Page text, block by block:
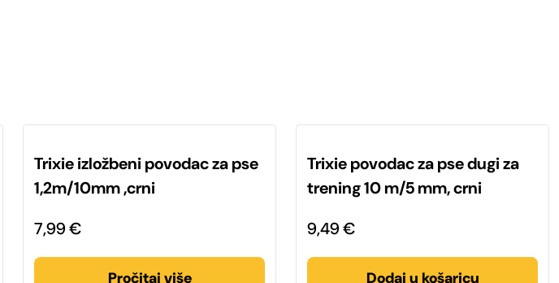
Trixie izložbeni povodac za pse
1,2m/10mm ,crni
7,99€
Pročitaj više
Trixie povodac za pse dugi za
trening 10 m/5 mm, crni
9,49€
Dodaj u košaricu